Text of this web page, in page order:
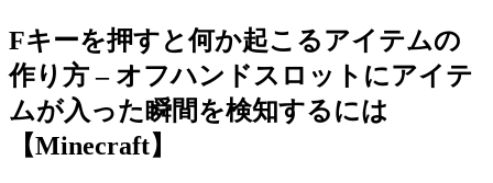
Fキーを押すと何か起こるアイテムの
作り方 – オフハンドスロットにアイテ
ムが入った瞬間を検知するには
【Minecraft】